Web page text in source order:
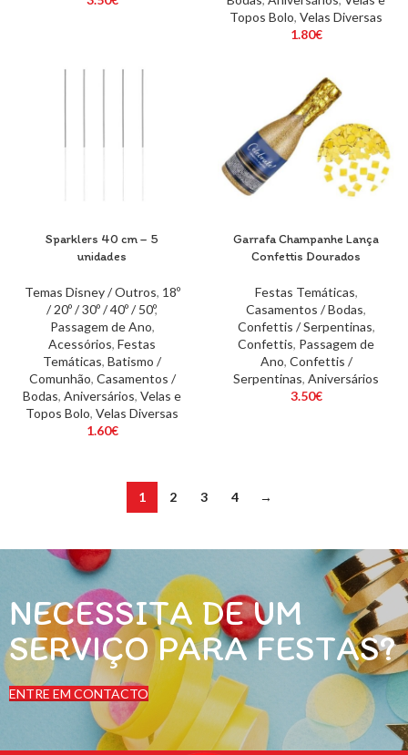
Topos Bolo, Velas Diversas
1.80€
Sparklers 40 cm – 5
unidades
Temas Disney / Outros, 18º
/ 20º / 30º / 40º / 50º,
Passagem de Ano,
Acessórios, Festas
Temáticas, Batismo /
Comunhão, Casamentos /
Bodas, Aniversários, Velas e
Topos Bolo, Velas Diversas
1.60€
Garrafa Champanhe Lança
Confettis Dourados
Festas Temáticas,
Casamentos / Bodas,
Confettis / Serpentinas,
Confettis, Passagem de
Ano, Confettis /
Serpentinas, Aniversários
3.50€
1 2 3 4 →
NECESSITA DE UM
SERVIÇO PARA FESTAS?
ENTRE EM CONTACTO